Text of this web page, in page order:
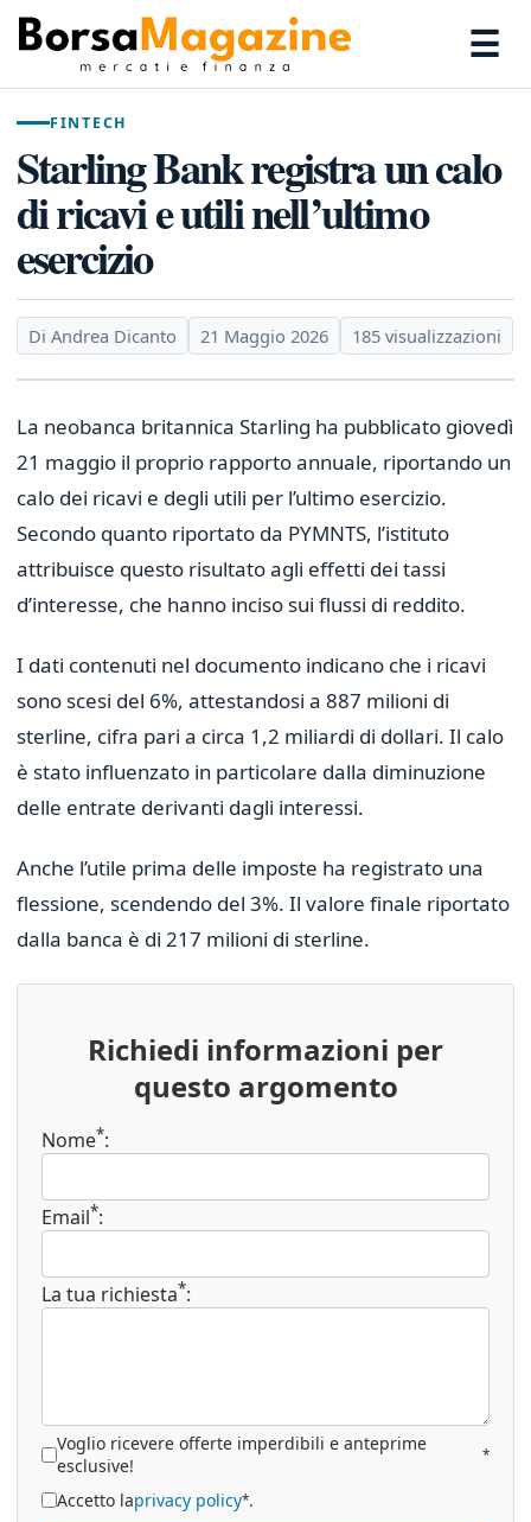
☰
FINTECH
Starling Bank registra un calo
di ricavi e utili nell’ultimo
esercizio
Di Andrea Dicanto 21 Maggio 2026 185 visualizzazioni
La neobanca britannica Starling ha pubblicato giovedì
21 maggio il proprio rapporto annuale, riportando un
calo dei ricavi e degli utili per l’ultimo esercizio.
Secondo quanto riportato da PYMNTS, l’istituto
attribuisce questo risultato agli effetti dei tassi
d’interesse, che hanno inciso sui flussi di reddito.
I dati contenuti nel documento indicano che i ricavi
sono scesi del 6%, attestandosi a 887 milioni di
sterline, cifra pari a circa 1,2 miliardi di dollari. Il calo
è stato influenzato in particolare dalla diminuzione
delle entrate derivanti dagli interessi.
Anche l’utile prima delle imposte ha registrato una
flessione, scendendo del 3%. Il valore finale riportato
dalla banca è di 217 milioni di sterline.
Richiedi informazioni per
questo argomento
Nome*:
Email*:
La tua richiesta*:
Voglio ricevere offerte imperdibili e anteprime
esclusive!
*
Accetto laprivacy policy*.